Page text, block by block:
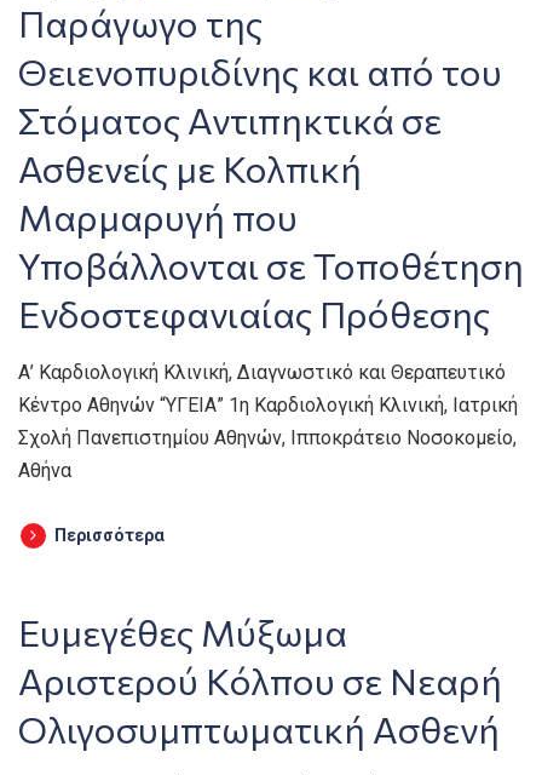
Παράγωγο της
Θειενοπυριδίνης και από του
Στόματος Αντιπηκτικά σε
Ασθενείς με Κολπική
Μαρμαρυγή που
Υποβάλλονται σε Τοποθέτηση
Ενδοστεφανιαίας Πρόθεσης
Α’ Καρδιολογική Κλινική, Διαγνωστικό και Θεραπευτικό
Κέντρο Αθηνών “ΥΓΕΙΑ” 1η Καρδιολογική Κλινική, Ιατρική
Σχολή Πανεπιστημίου Αθηνών, Ιπποκράτειο Νοσοκομείο,
Αθήνα
Περισσότερα
Ευμεγέθες Mύξωμα
Aριστερού Kόλπου σε Nεαρή
Oλιγοσυμπτωματική Aσθενή